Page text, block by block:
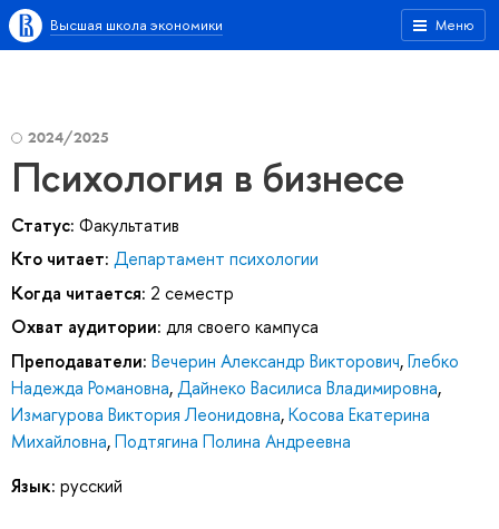
Меню
Высшая школа экономики
2024/2025
Психология в бизнесе
Статус: Факультатив
Кто читает: Департамент психологии
Когда читается: 2 семестр
Охват аудитории: для своего кампуса
Преподаватели: Вечерин Александр Викторович,Глебко
Надежда Романовна,Дайнеко Василиса Владимировна,
Измагурова Виктория Леонидовна,Косова Екатерина
Михайловна,Подтягина Полина Андреевна
Язык: русский